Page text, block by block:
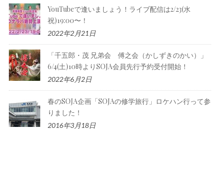
YouTubeで逢いましょう！ライブ配信は2/23(水
祝)19:00〜！
2022年2月21日
「千五郎・茂 兄弟会 傅之会（かしずきのかい）」
6/4(土)10時よりSOJA会員先行予約受付開始！
2022年6月2日
春のSOJA企画「SOJAの修学旅行」ロケハン行って参
りました！
2016年3月18日